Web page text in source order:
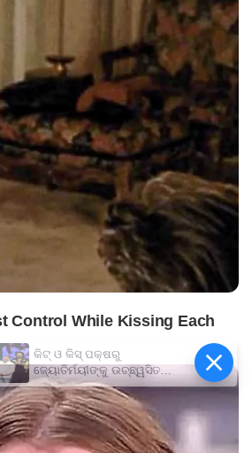
କିଟ୍‍ ଓ କିସ୍‍ ପକ୍ଷରୁ
ଜ୍ୟୋତିର୍ମୟୀଙ୍କୁ ଉଚ୍ଛ୍ୱସିତ
ସମ୍ବର୍ଦ୍ଧନା; ୫ଲକ୍ଷ ଟଙ୍କାର
ପ୍ରୋତ୍ସାହନ ରାଶି ପ୍ରଦାନ